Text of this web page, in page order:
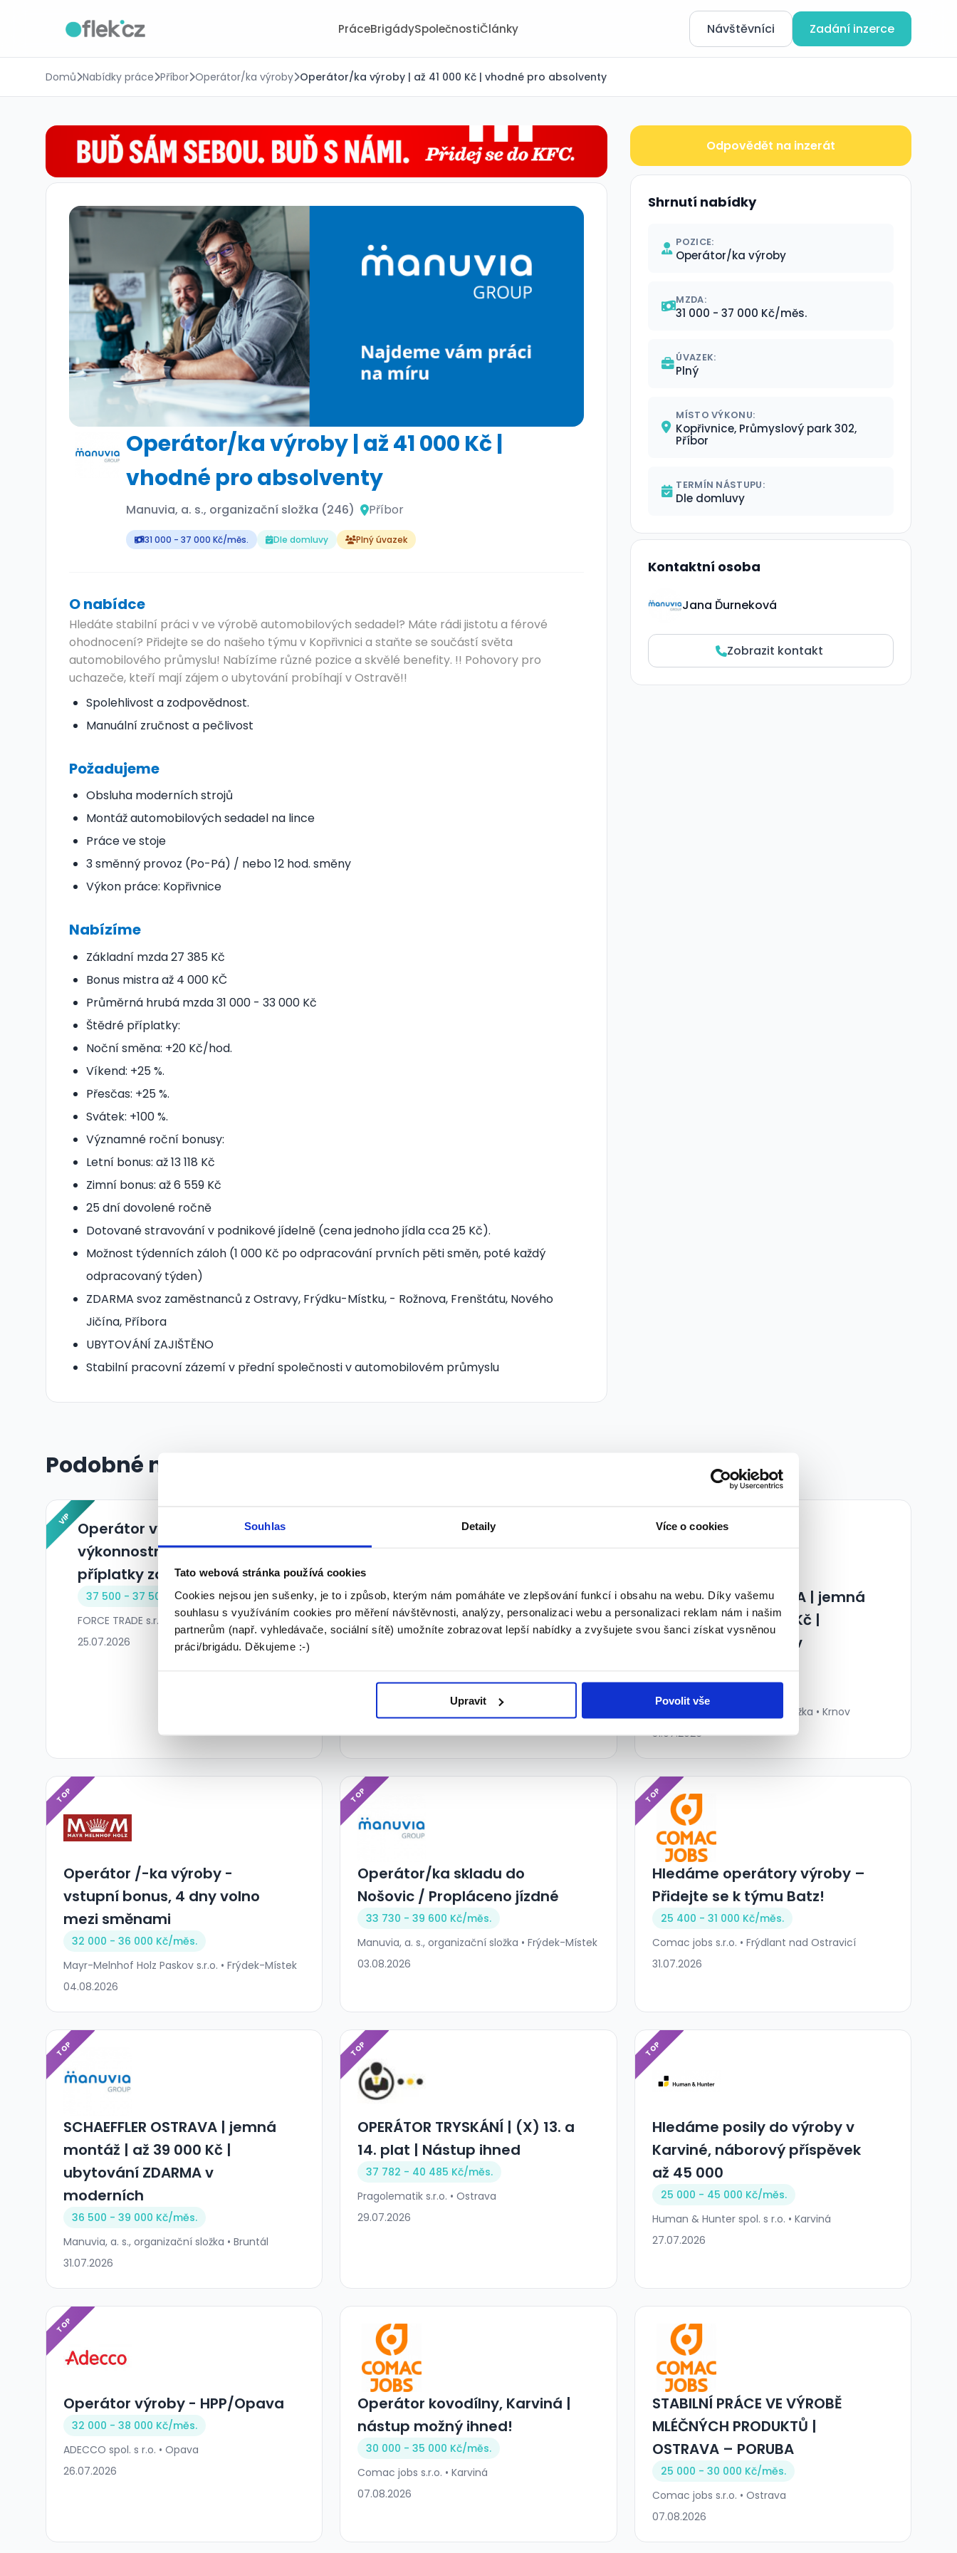
Souhlas Detaily Více o cookies
Tato webová stránka používá cookies
Cookies nejsou jen sušenky, je to i způsob, kterým nám pomáháte ve zlepšování funkcí i obsahu na webu. Díky vašemu
souhlasu s využíváním cookies pro měření návštěvnosti, analýzy, personalizaci webu a personalizaci reklam nám i našim
partnerům (např. vyhledávače, sociální sítě) umožníte zobrazovat lepší nabídky a zvyšujete svou šanci získat vysněnou
práci/brigádu. Děkujeme :-)
Upravit Povolit vše
PráceBrigádySpolečnostiČlánky Návštěvníci Zadání inzerce
Domů Nabídky práce Příbor Operátor/ka výroby Operátor/ka výroby | až 41 000 Kč | vhodné pro absolventy
Operátor/ka výroby | až 41 000 Kč |
vhodné pro absolventy
Manuvia, a. s., organizační složka (246) Příbor
31 000 - 37 000 Kč/měs. Dle domluvy Plný úvazek
O nabídce
Hledáte stabilní práci v ve výrobě automobilových sedadel? Máte rádi jistotu a férové
ohodnocení? Přidejte se do našeho týmu v Kopřivnici a staňte se součástí světa
automobilového průmyslu! Nabízíme různé pozice a skvělé benefity. !! Pohovory pro
uchazeče, kteří mají zájem o ubytování probíhají v Ostravě!!
Spolehlivost a zodpovědnost.
Manuální zručnost a pečlivost
Požadujeme
Obsluha moderních strojů
Montáž automobilových sedadel na lince
Práce ve stoje
3 směnný provoz (Po-Pá) / nebo 12 hod. směny
Výkon práce: Kopřivnice
Nabízíme
Základní mzda 27 385 Kč
Bonus mistra až 4 000 KČ
Průměrná hrubá mzda 31 000 - 33 000 Kč
Štědré příplatky:
Noční směna: +20 Kč/hod.
Víkend: +25 %.
Přesčas: +25 %.
Svátek: +100 %.
Významné roční bonusy:
Letní bonus: až 13 118 Kč
Zimní bonus: až 6 559 Kč
25 dní dovolené ročně
Dotované stravování v podnikové jídelně (cena jednoho jídla cca 25 Kč).
Možnost týdenních záloh (1 000 Kč po odpracování prvních pěti směn, poté každý
odpracovaný týden)
ZDARMA svoz zaměstnanců z Ostravy, Frýdku-Místku, - Rožnova, Frenštátu, Nového
Jičína, Příbora
UBYTOVÁNÍ ZAJIŠTĚNO
Stabilní pracovní zázemí v přední společnosti v automobilovém průmyslu
Odpovědět na inzerát
Shrnutí nabídky
POZICE:
Operátor/ka výroby
MZDA:
31 000 - 37 000 Kč/měs.
ÚVAZEK:
Plný
MÍSTO VÝKONU:
Kopřivnice, Průmyslový park 302,
Příbor
TERMÍN NÁSTUPU:
Dle domluvy
Kontaktní osoba
Jana Ďurneková
Zobrazit kontakt
Podobné nabídky
VIP
Operátor výroby Ostrava +
výkonnostní bonus +
příplatky za přesčasy
37 500 - 37 500 Kč/měs.
FORCE TRADE s.r.o. • Ostrava
25.07.2026
OPERÁTOR - MONTÁŽNÍ
27 000 - 30 000 Kč/měs.
Shimano Czech Republic, s.r.o. • Karviná
VIP
SCHAEFFLER OSTRAVA | jemná
montáž | až 39 000 Kč |
ubytování ZDARMA v
36 500 - 39 000 Kč/měs.
Manuvia, a. s., organizační složka • Krnov
31.07.2026
TOP
Operátor /-ka výroby -
vstupní bonus, 4 dny volno
mezi směnami
32 000 - 36 000 Kč/měs.
Mayr-Melnhof Holz Paskov s.r.o. • Frýdek-Místek
04.08.2026
TOP
Operátor/ka skladu do
Nošovic / Propláceno jízdné
33 730 - 39 600 Kč/měs.
Manuvia, a. s., organizační složka • Frýdek-Místek
03.08.2026
TOP
️‍️Hledáme operátory výroby –
Přidejte se k týmu Batz! ️
25 400 - 31 000 Kč/měs.
Comac jobs s.r.o. • Frýdlant nad Ostravicí
31.07.2026
TOP
SCHAEFFLER OSTRAVA | jemná
montáž | až 39 000 Kč |
ubytování ZDARMA v
moderních
36 500 - 39 000 Kč/měs.
Manuvia, a. s., organizační složka • Bruntál
31.07.2026
TOP
OPERÁTOR TRYSKÁNÍ | (X) 13. a
14. plat | Nástup ihned
37 782 - 40 485 Kč/měs.
Pragolematik s.r.o. • Ostrava
29.07.2026
TOP
Hledáme posily do výroby v
Karviné, náborový příspěvek
až 45 000
25 000 - 45 000 Kč/měs.
Human & Hunter spol. s r.o. • Karviná
27.07.2026
TOP
Operátor výroby - HPP/Opava
32 000 - 38 000 Kč/měs.
ADECCO spol. s r.o. • Opava
26.07.2026
Operátor kovodílny, Karviná |
nástup možný ihned!
30 000 - 35 000 Kč/měs.
Comac jobs s.r.o. • Karviná
07.08.2026
STABILNÍ PRÁCE VE VÝROBĚ
MLÉČNÝCH PRODUKTŮ |
OSTRAVA – PORUBA
25 000 - 30 000 Kč/měs.
Comac jobs s.r.o. • Ostrava
07.08.2026